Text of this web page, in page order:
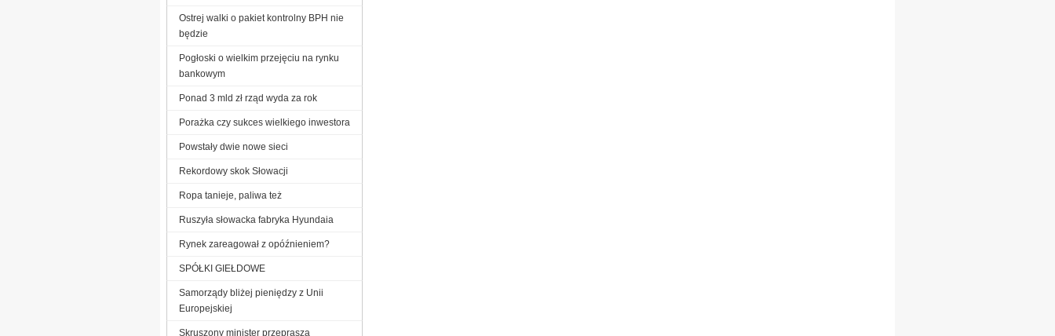
Ostrej walki o pakiet kontrolny BPH nie
będzie
Pogłoski o wielkim przejęciu na rynku
bankowym
Ponad 3 mld zł rząd wyda za rok
Porażka czy sukces wielkiego inwestora
Powstały dwie nowe sieci
Rekordowy skok Słowacji
Ropa tanieje, paliwa też
Ruszyła słowacka fabryka Hyundaia
Rynek zareagował z opóźnieniem?
SPÓŁKI GIEŁDOWE
Samorządy bliżej pieniędzy z Unii
Europejskiej
Skruszony minister przeprasza